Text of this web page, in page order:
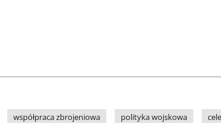
współpraca zbrojeniowa polityka wojskowa